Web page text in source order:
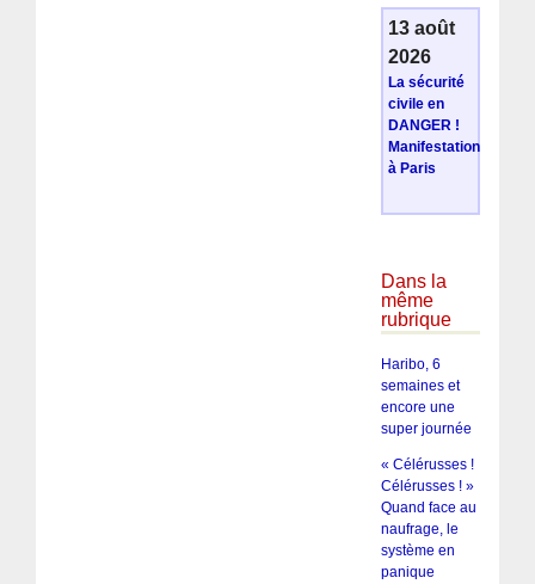
13 août
2026
La sécurité
civile en
DANGER !
Manifestation
à Paris
Dans la
même
rubrique
Haribo, 6
semaines et
encore une
super journée
« Célérusses !
Célérusses ! »
Quand face au
naufrage, le
système en
panique